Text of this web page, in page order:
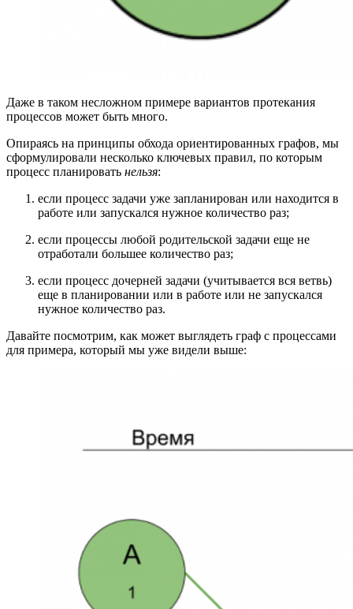
Даже в таком несложном примере вариантов протекания
процессов может быть много.
Опираясь на принципы обхода ориентированных графов, мы
сформулировали несколько ключевых правил, по которым
процесс планировать нельзя:
если процесс задачи уже запланирован или находится в
работе или запускался нужное количество раз;
если процессы любой родительской задачи еще не
отработали большее количество раз;
если процесс дочерней задачи (учитывается вся ветвь)
еще в планировании или в работе или не запускался
нужное количество раз.
Давайте посмотрим, как может выглядеть граф с процессами
для примера, который мы уже видели выше: